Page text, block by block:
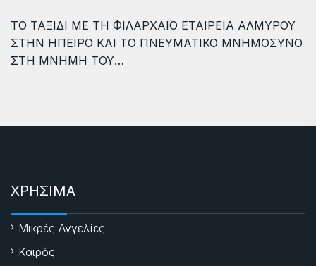
ΤΟ ΤΑΞΙΔΙ ΜΕ ΤΗ ΦΙΛΑΡΧΑΙΟ ΕΤΑΙΡΕΙΑ ΑΛΜΥΡΟΥ
ΣΤΗΝ ΗΠΕΙΡΟ ΚΑΙ ΤΟ ΠΝΕΥΜΑΤΙΚΟ ΜΝΗΜΟΣΥΝΟ
ΣΤΗ ΜΝΗΜΗ ΤΟΥ…
ΧΡΗΣΙΜΑ
Μικρές Αγγελίες
Καιρός